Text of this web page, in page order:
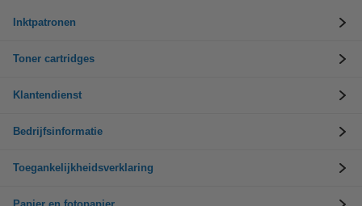
Inktpatronen
Toner cartridges
Klantendienst
Bedrijfsinformatie
Toegankelijkheidsverklaring